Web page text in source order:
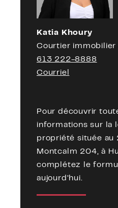
Katia Khoury
Courtier immobilier
613 222-8888
Courriel
Pour découvrir
informations sur la
propriété située au
Montcalm 204, à
complétez le
aujourd’hui.